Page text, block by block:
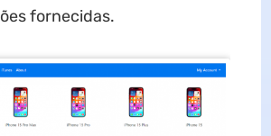
fornecidas.